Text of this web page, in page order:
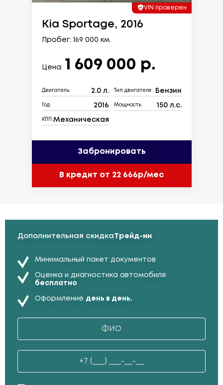
VIN проверен
Kia Sportage, 2016
Пробег: 169 000 км.
Цена: 1 609 000 р.
Двигатель: 2.0 л. Тип двигателя: Бензин
Год: 2016 Мощность: 150 л.с.
КПП:Механическая
Забронировать
В кредит от 22 666р/мес
Дополнительная скидкаТрейд-ин
Минимальный пакет документов
Оценка и диагностика автомобиля
бесплатно
Оформление день в день.